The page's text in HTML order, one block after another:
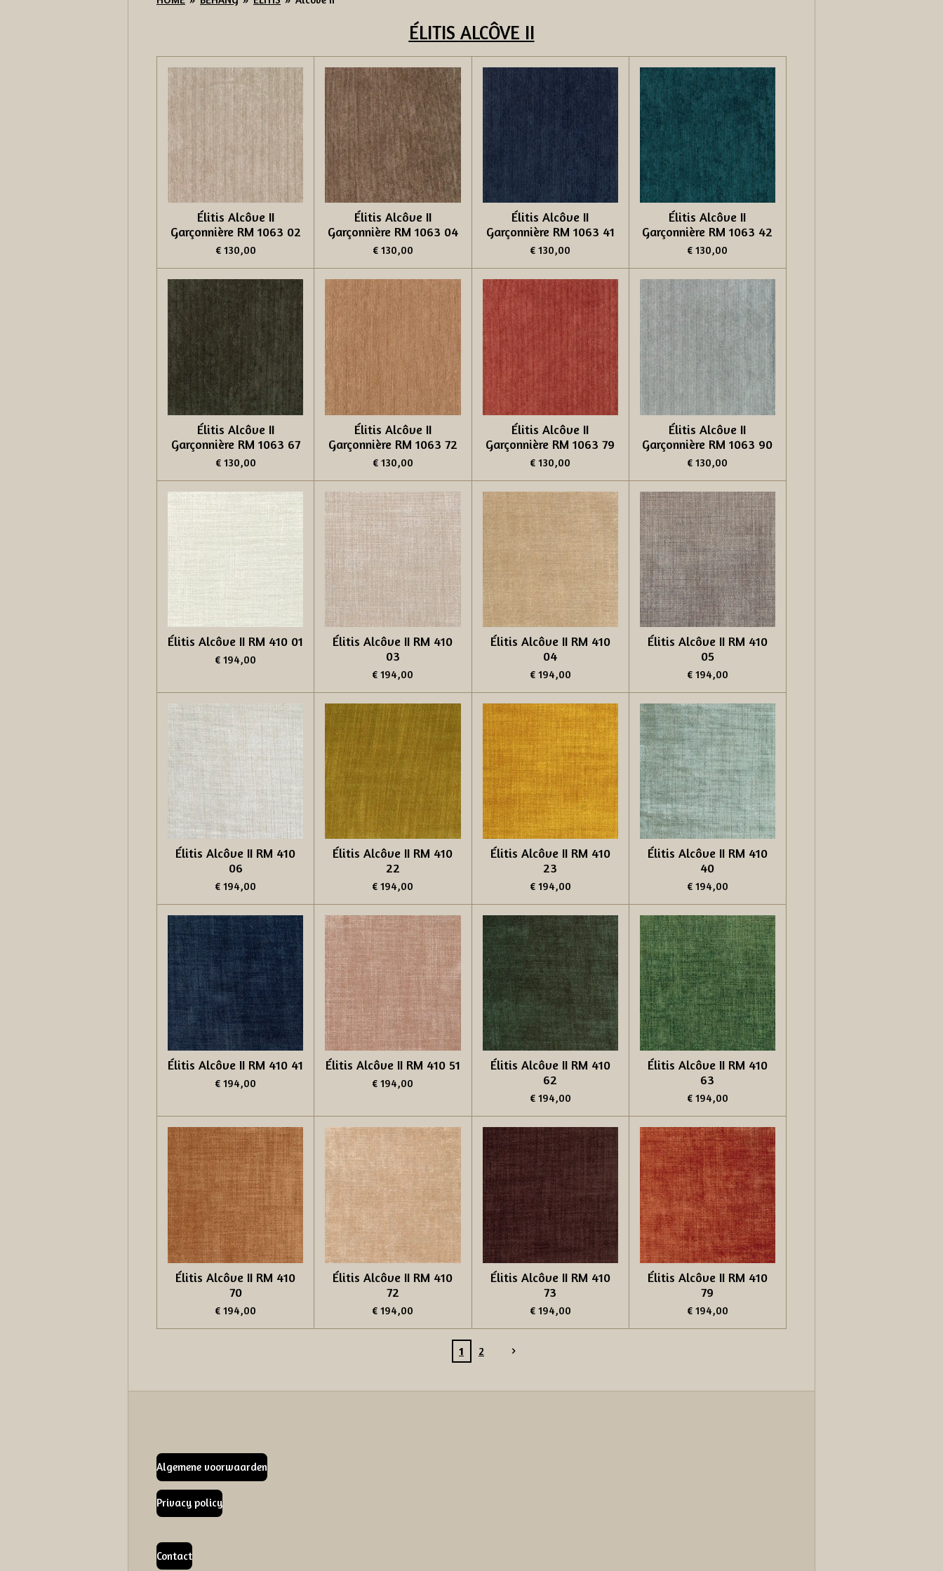
ÉLITIS ALCÔVE II
Élitis Alcôve II
Garçonnière RM 1063 02
€ 130,00
Élitis Alcôve II
Garçonnière RM 1063 04
€ 130,00
Élitis Alcôve II
Garçonnière RM 1063 41
€ 130,00
Élitis Alcôve II
Garçonnière RM 1063 42
€ 130,00
Élitis Alcôve II
Garçonnière RM 1063 67
€ 130,00
Élitis Alcôve II
Garçonnière RM 1063 72
€ 130,00
Élitis Alcôve II
Garçonnière RM 1063 79
€ 130,00
Élitis Alcôve II
Garçonnière RM 1063 90
€ 130,00
Élitis Alcôve II RM 410 01
€ 194,00
Élitis Alcôve II RM 410
03
€ 194,00
Élitis Alcôve II RM 410
04
€ 194,00
Élitis Alcôve II RM 410
05
€ 194,00
Élitis Alcôve II RM 410
06
€ 194,00
Élitis Alcôve II RM 410
22
€ 194,00
Élitis Alcôve II RM 410
23
€ 194,00
Élitis Alcôve II RM 410
40
€ 194,00
Élitis Alcôve II RM 410 41
€ 194,00
Élitis Alcôve II RM 410 51
€ 194,00
Élitis Alcôve II RM 410
62
€ 194,00
Élitis Alcôve II RM 410
63
€ 194,00
Élitis Alcôve II RM 410
70
€ 194,00
Élitis Alcôve II RM 410
72
€ 194,00
Élitis Alcôve II RM 410
73
€ 194,00
Élitis Alcôve II RM 410
79
€ 194,00
1 2
Algemene voorwaarden
Privacy policy
Contact